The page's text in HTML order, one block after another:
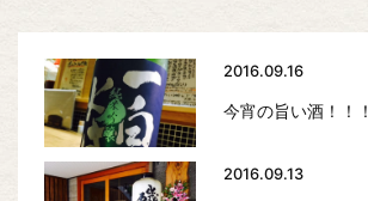
2016.09.16
今宵の旨い酒！！！
2016.09.13